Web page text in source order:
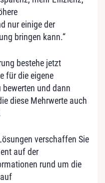
nur einige der
bringen kann.“
bestehe jetzt
für die eigene
und dann
diese Mehrwerte auch
verschaffen Sie
auf der
rund um die